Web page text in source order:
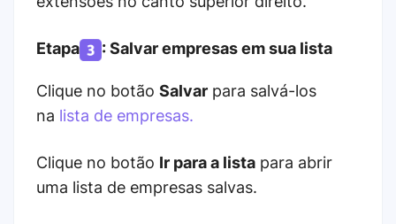
Etapa : Salvar empresas em sua lista
Clique no botão Salvar para salvá-los
na lista de empresas.
Clique no botão Ir para a lista para abrir
uma lista de empresas salvas.